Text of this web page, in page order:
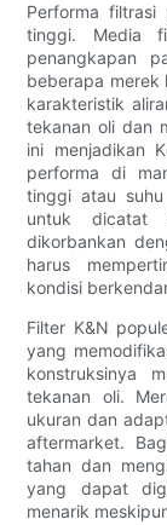
Performa
tinggi. Media
penangkapan
beberapa merek
karakteristik
tekanan oli dan
ini menjadikan
performa di
tinggi atau
untuk dicatat
dikorbankan
harus
kondisi
Filter K&N
yang
konstruksinya
tekanan oli.
ukuran dan
aftermarket.
tahan dan
yang dapat
menarik